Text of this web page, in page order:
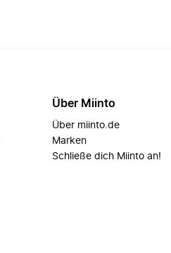
Über Miinto
Über miinto.de
Marken
Schließe dich Miinto an!